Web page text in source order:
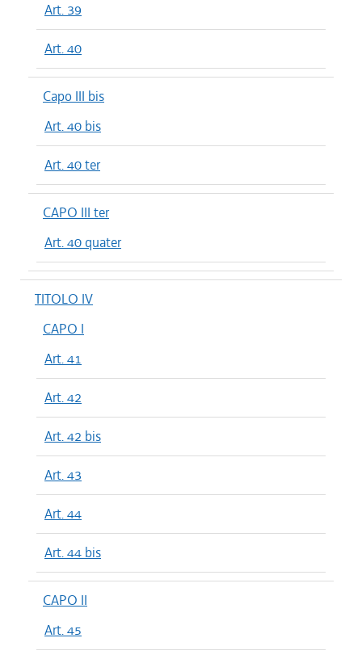
Art. 39
Art. 40
Capo III bis
Art. 40 bis
Art. 40 ter
CAPO III ter
Art. 40 quater
TITOLO IV
CAPO I
Art. 41
Art. 42
Art. 42 bis
Art. 43
Art. 44
Art. 44 bis
CAPO II
Art. 45